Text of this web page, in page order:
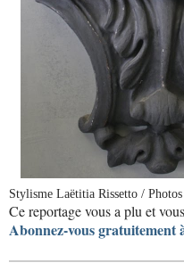
Stylisme Laëtitia Rissetto /
Ce reportage vous a plu et
Abonnez-vous gratuitement